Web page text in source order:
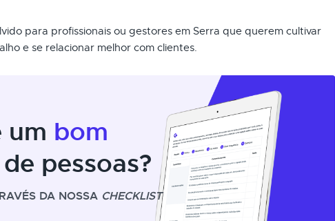
para profissionais ou gestores em Serra que querem cultivar
e se relacionar melhor com clientes.
um bom
de pessoas?
DA NOSSA CHECKLIST